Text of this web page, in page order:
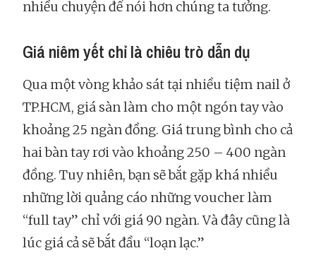
nhiều chuyện để nói hơn chúng ta tưởng.
Giá niêm yết chỉ là chiêu trò dẫn dụ
Qua một vòng khảo sát tại nhiều tiệm nail ở
TP.HCM, giá sàn làm cho một ngón tay vào
khoảng 25 ngàn đồng. Giá trung bình cho cả
hai bàn tay rơi vào khoảng 250 – 400 ngàn
đồng. Tuy nhiên, bạn sẽ bắt gặp khá nhiều
những lời quảng cáo những voucher làm
“full tay” chỉ với giá 90 ngàn. Và đây cũng là
lúc giá cả sẽ bắt đầu “loạn lạc.”